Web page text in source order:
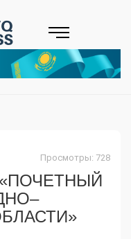
Просмотры: 728